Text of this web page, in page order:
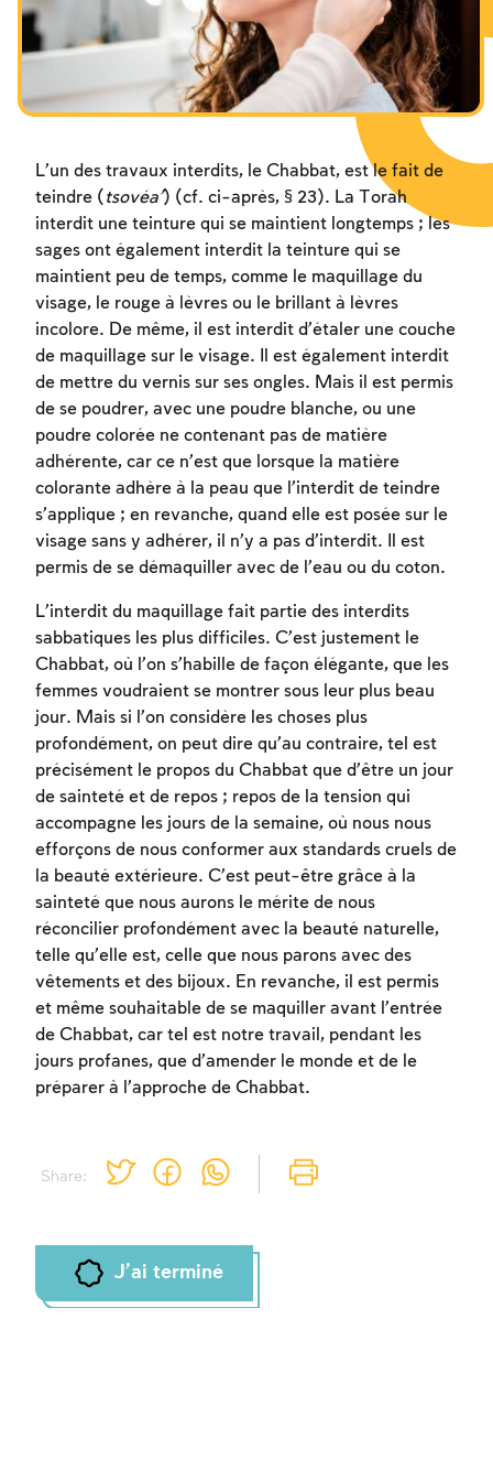
Les jeûnes liés à la destruction du Temple
Hanouca
Pourim
Share:
L’un des travaux interdits, le Chabbat, est le fait de
teindre ( tsovéa’) (cf. ci-après, § 23). La Torah
interdit une teinture qui se maintient longtemps ; les
sages ont également interdit la teinture qui se
maintient peu de temps, comme le maquillage du
visage, le rouge à lèvres ou le brillant à lèvres
incolore. De même, il est interdit d’étaler une couche
de maquillage sur le visage. Il est également interdit
de mettre du vernis sur ses ongles. Mais il est permis
de se poudrer, avec une poudre blanche, ou une
poudre colorée ne contenant pas de matière
adhérente, car ce n’est que lorsque la matière
colorante adhère à la peau que l’interdit de teindre
s’applique ; en revanche, quand elle est posée sur le
visage sans y adhérer, il n’y a pas d’interdit. Il est
permis de se démaquiller avec de l’eau ou du coton.
L’interdit du maquillage fait partie des interdits
sabbatiques les plus difficiles. C’est justement le
Chabbat, où l’on s’habille de façon élégante, que les
femmes voudraient se montrer sous leur plus beau
jour. Mais si l’on considère les choses plus
profondément, on peut dire qu’au contraire, tel est
précisément le propos du Chabbat que d’être un jour
de sainteté et de repos ; repos de la tension qui
accompagne les jours de la semaine, où nous nous
efforçons de nous conformer aux standards cruels de
la beauté extérieure. C’est peut-être grâce à la
sainteté que nous aurons le mérite de nous
réconcilier profondément avec la beauté naturelle,
telle qu’elle est, celle que nous parons avec des
vêtements et des bijoux. En revanche, il est permis
et même souhaitable de se maquiller avant l’entrée
de Chabbat, car tel est notre travail, pendant les
jours profanes, que d’amender le monde et de le
préparer à l’approche de Chabbat.
J'ai terminé
Inscription requise
Afin d'enregistrer ce que vous avez étudié,
vous devez vous connectez ou vous
inscrire.
Inscription